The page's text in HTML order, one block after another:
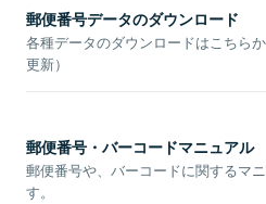
郵便番号データのダウンロード
各種データのダウンロードはこちら
更新）
郵便番号・バーコードマニュアル
郵便番号や、バーコードに関するマ
す。